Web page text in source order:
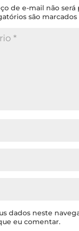
de e-mail não será
são marcados
dados neste
eu comentar.